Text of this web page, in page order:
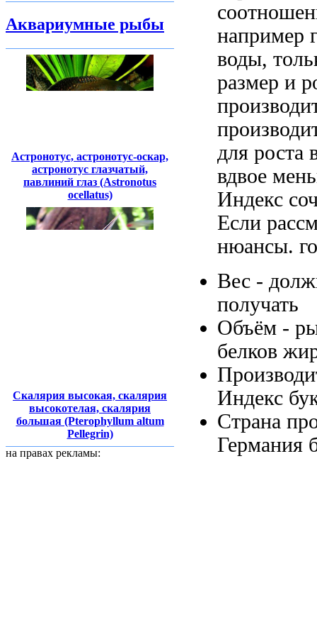
Аквариумные рыбы
Астронотус, астронотус-оскар,
астронотус глазчатый,
павлиний глаз (Astronotus
ocellatus)
Скалярия высокая, скалярия
высокотелая, скалярия
большая (Pterophyllum altum
Pellegrin)
на правах рекламы:
например
воды,
размер и
для роста
вдвое
Индекс
Если
нюансы.
Вес -
получать
Объём -
белков
Индекс
Страна
Германия